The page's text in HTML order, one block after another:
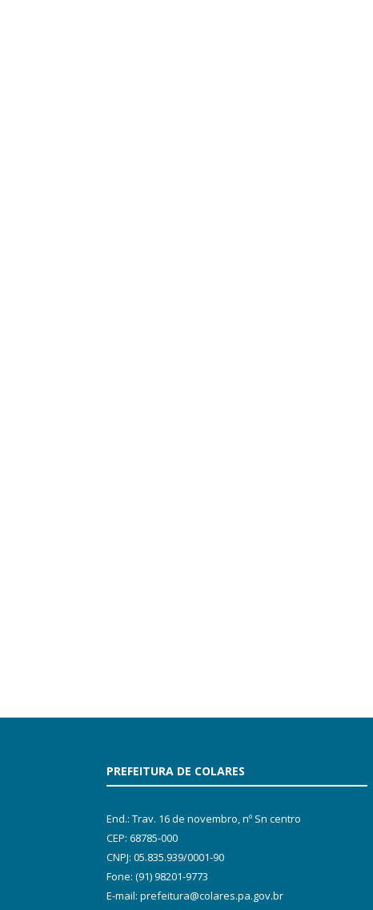
PREFEITURA DE COLARES
End.: Trav. 16 de novembro, nº Sn centro
CEP: 68785-000
CNPJ: 05.835.939/0001-90
Fone: (91) 98201-9773
E-mail: prefeitura@colares.pa.gov.br